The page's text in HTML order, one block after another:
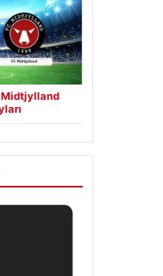
Midtjylland